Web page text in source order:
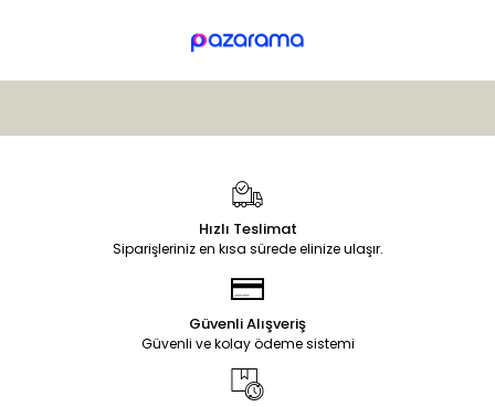
Hızlı Teslimat
Siparişleriniz en kısa sürede elinize ulaşır.
Güvenli Alışveriş
Güvenli ve kolay ödeme sistemi